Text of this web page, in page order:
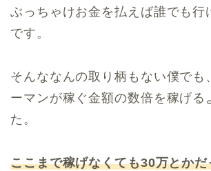
ぶっちゃけお金を払えば誰でも行
です。
そんななんの取り柄もない僕でも
ーマンが稼ぐ金額の数倍を稼げる
た。
ここまで稼げなくても30万とか